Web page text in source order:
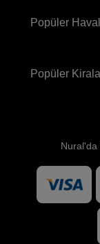
Popüler
Popüler
Nural'da